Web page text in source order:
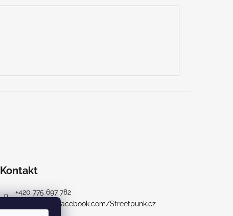
Kontakt
+420 775 697 782
https://www.facebook.com/Streetpunk.cz